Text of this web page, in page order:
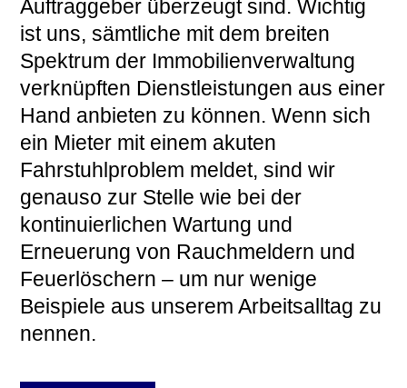
Auftraggeber überzeugt sind. Wichtig
ist uns, sämtliche mit dem breiten
Spektrum der Immobilienverwaltung
verknüpften Dienstleistungen aus einer
Hand anbieten zu können. Wenn sich
ein Mieter mit einem akuten
Fahrstuhlproblem meldet, sind wir
genauso zur Stelle wie bei der
kontinuierlichen Wartung und
Erneuerung von Rauchmeldern und
Feuerlöschern – um nur wenige
Beispiele aus unserem Arbeitsalltag zu
nennen.